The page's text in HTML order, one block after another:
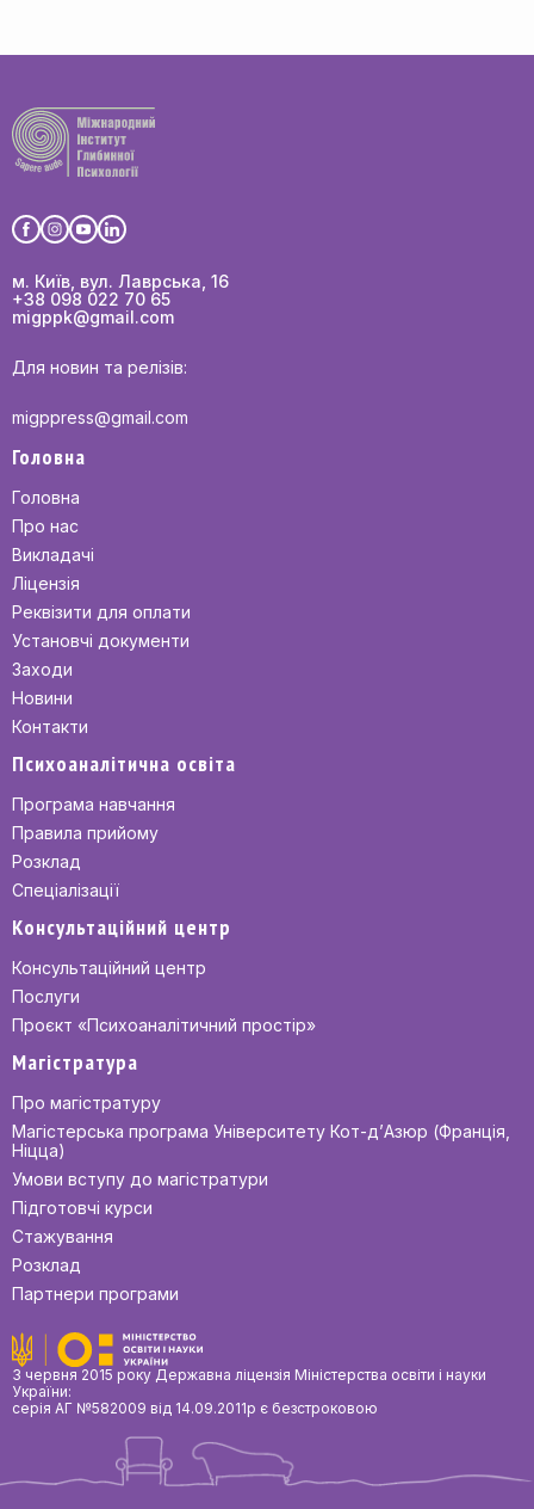
м. Київ, вул. Лаврська, 16
+38 098 022 70 65
migppk@gmail.com
Для новин та релізів:
migppress@gmail.com
Головна
Головна
Про нас
Викладачі
Ліцензія
Реквізити для оплати
Установчі документи
Заходи
Новини
Контакти
Психоаналітична освіта
Програма навчання
Правила прийому
Розклад
Спеціалізації
Консультаційний центр
Консультаційний центр
Послуги
Проєкт «Психоаналітичний простір»
Магістратура
Про магістратуру
Магістерська програма Університету Кот-д’Азюр (Франція,
Ніцца)
Умови вступу до магістратури
Підготовчі курси
Стажування
Розклад
Партнери програми
З червня 2015 року Державна ліцензія Міністерства освіти і науки
України:
серія АГ №582009 від 14.09.2011р є безстроковою